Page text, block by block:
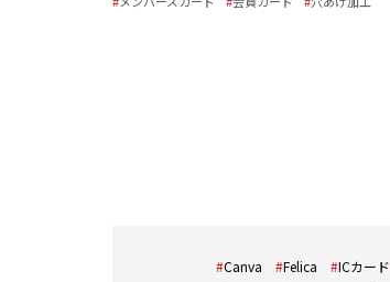
Canva Felica ICカード